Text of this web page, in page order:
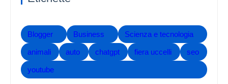
Blogger Business Scienza e tecnologia
animali auto chatgpt fiera uccelli seo
youtube